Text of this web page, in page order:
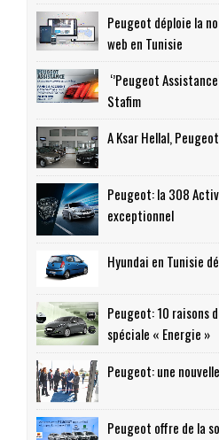
Peugeot déploie la
web en Tunisie
‘’Peugeot
Stafim
A Ksar Hellal,
Peugeot: la 308
exceptionnel
Hyundai en Tunisie
Peugeot: 10 raisons
spéciale « Energie »
Peugeot: une
Peugeot offre de la